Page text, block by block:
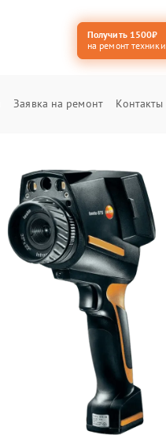
Получить 1500₽
на ремонт техники
Заявка на ремонт Контакты